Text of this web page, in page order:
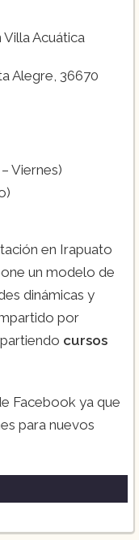
Acuática
Alegre, 36670
Viernes)
en Irapuato
un modelo de
dinámicas y
por
cursos
Facebook ya que
para nuevos